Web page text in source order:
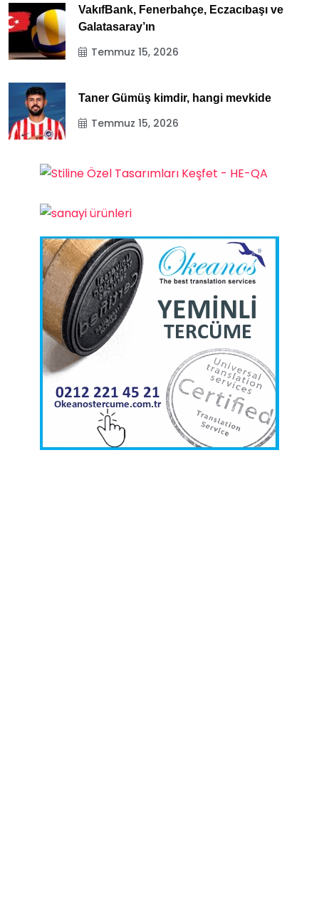
VakıfBank, Fenerbahçe, Eczacıbaşı ve
Galatasaray’ın
Temmuz 15, 2026
Taner Gümüş kimdir, hangi mevkide
Temmuz 15, 2026